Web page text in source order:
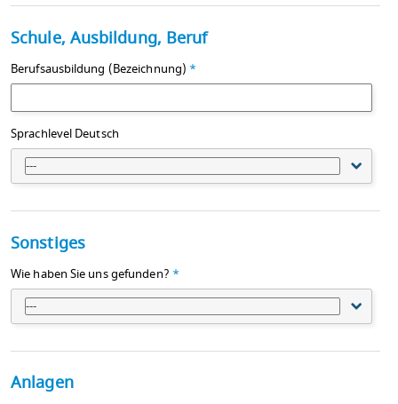
Schule, Ausbildung, Beruf
Berufsausbildung (Bezeichnung) *
Sprachlevel Deutsch
---
Sonstiges
Wie haben Sie uns gefunden? *
---
Anlagen